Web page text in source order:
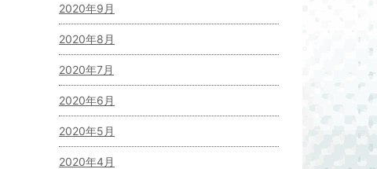
2020年9月
2020年8月
2020年7月
2020年6月
2020年5月
2020年4月